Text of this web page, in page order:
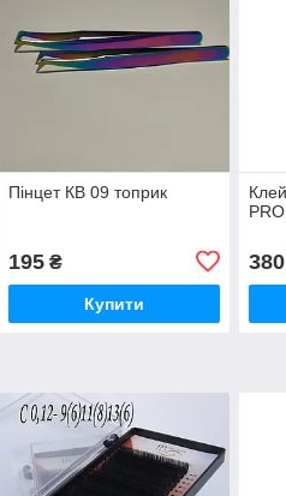
Пінцет КВ 09 топрик
195₴
Купити
380